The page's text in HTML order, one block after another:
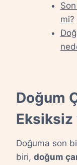
mi?
Doğum
Eksiksiz
Doğuma son
biri, doğum